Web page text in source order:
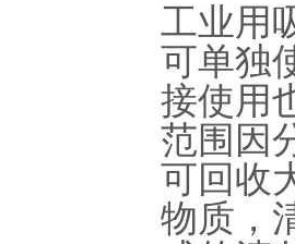
工业用
可单独
接使用
范围因
可回收
物质，